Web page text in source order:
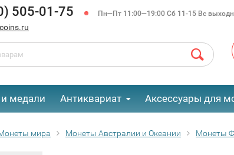
505-01-75 Пн—Пт 11:00—19:00 Сб 11-15 Вс
медали Антиквариат Аксессуары для
мира Монеты Австралии и Океании Монеты